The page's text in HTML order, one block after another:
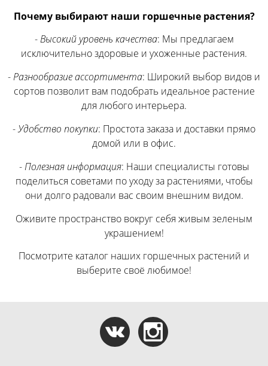
Почему выбирают наши горшечные растения?
-Высокий уровень качества: Мы предлагаем
исключительно здоровые и ухоженные растения.
-Разнообразие ассортимента: Широкий выбор видов и
сортов позволит вам подобрать идеальное растение
для любого интерьера.
-Удобство покупки: Простота заказа и доставки прямо
домой или в офис.
-Полезная информация: Наши специалисты готовы
поделиться советами по уходу за растениями, чтобы
они долго радовали вас своим внешним видом.
Оживите пространство вокруг себя живым зеленым
украшением!
Посмотрите каталог наших горшечных растений и
выберите своё любимое!